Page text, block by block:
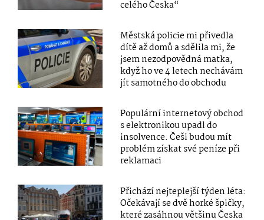
celého Česka“
Městská policie mi přivedla
dítě až domů a sdělila mi, že
jsem nezodpovědná matka,
když ho ve 4 letech nechávám
jít samotného do obchodu
Populární internetový obchod
s elektronikou upadl do
insolvence. Češi budou mít
problém získat své peníze při
reklamaci
Přichází nejteplejší týden léta:
Očekávají se dvě horké špičky,
které zasáhnou většinu Česka